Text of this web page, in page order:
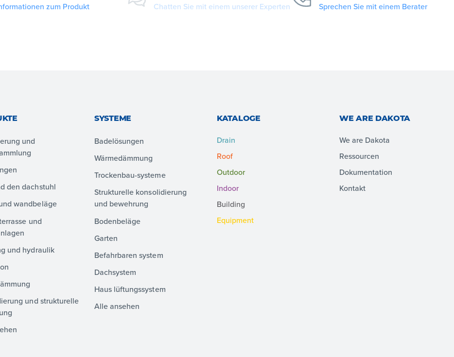
zum Produkt Chatten Sie mit einem unserer Experten Sprechen Sie mit einem Berater
und
den dachstuhl
wandbeläge
und
und hydraulik
und strukturelle
SYSTEME
Badelösungen
Wärmedämmung
Trockenbau-systeme
Strukturelle konsolidierung
und bewehrung
Bodenbeläge
Garten
Befahrbaren system
Dachsystem
Haus lüftungssystem
Alle ansehen
KATALOGE
Drain
Roof
Outdoor
Indoor
Building
Equipment
WE ARE DAKOTA
We are Dakota
Ressourcen
Dokumentation
Kontakt